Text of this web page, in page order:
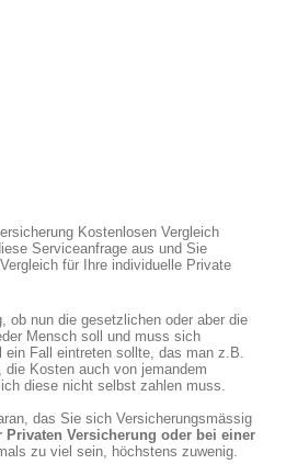
Kostenlosen Vergleich
Serviceanfrage aus und Sie
für Ihre individuelle Private
ob nun die gesetzlichen oder aber die
Mensch soll und muss sich
ein Fall eintreten sollte, das man z.B.
die Kosten auch von jemandem
diese nicht selbst zahlen muss.
das Sie sich Versicherungsmässig
Privaten Versicherung oder bei einer
zu viel sein, höchstens zuwenig.